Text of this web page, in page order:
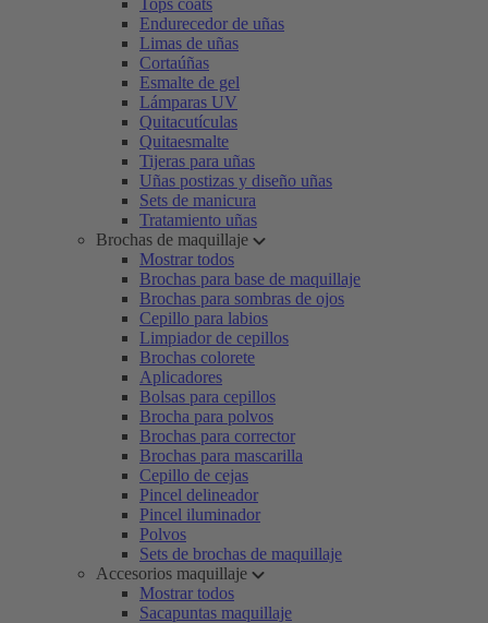
Tops coats
Endurecedor de uñas
Limas de uñas
Cortaúñas
Esmalte de gel
Lámparas UV
Quitacutículas
Quitaesmalte
Tijeras para uñas
Uñas postizas y diseño uñas
Sets de manicura
Tratamiento uñas
Brochas de maquillaje
Mostrar todos
Brochas para base de maquillaje
Brochas para sombras de ojos
Cepillo para labios
Limpiador de cepillos
Brochas colorete
Aplicadores
Bolsas para cepillos
Brocha para polvos
Brochas para corrector
Brochas para mascarilla
Cepillo de cejas
Pincel delineador
Pincel iluminador
Polvos
Sets de brochas de maquillaje
Accesorios maquillaje
Mostrar todos
Sacapuntas maquillaje